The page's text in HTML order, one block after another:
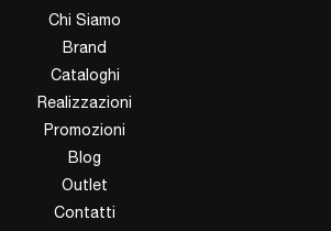
Chi Siamo
Brand
Cataloghi
Realizzazioni
Promozioni
Blog
Outlet
Contatti